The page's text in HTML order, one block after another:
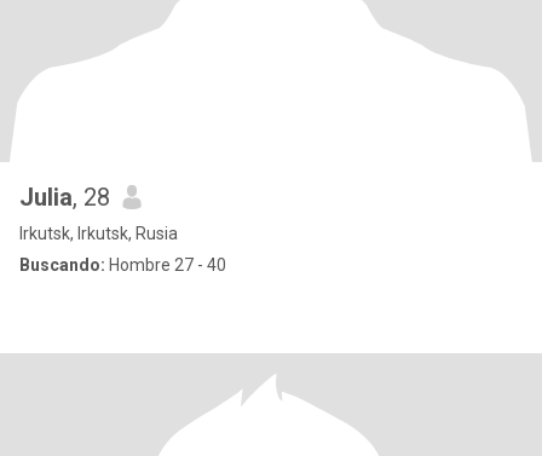
Julia, 28
Irkutsk, Irkutsk, Rusia
Buscando: Hombre 27 - 40